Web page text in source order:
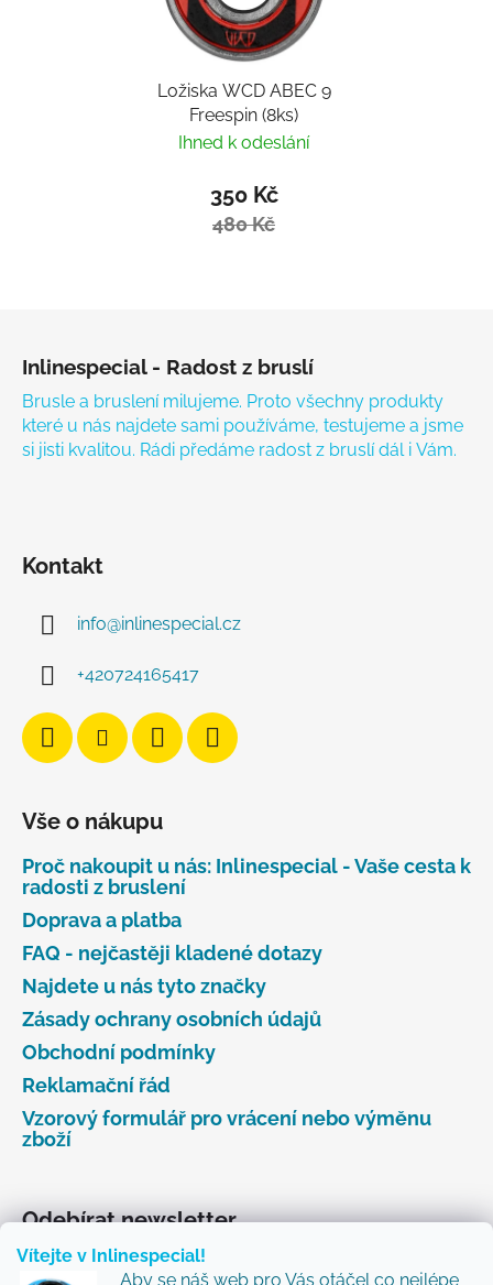
Vítejte v Inlinespecial!
Aby se náš web pro Vás otáčel co nejlépe
Ložiska WCD ABEC 9
Freespin (8ks)
Ihned k odeslání
350 Kč
480 Kč
Inlinespecial - Radost z bruslí
Brusle a bruslení milujeme. Proto všechny produkty
které u nás najdete sami používáme, testujeme a jsme
si jisti kvalitou. Rádi předáme radost z bruslí dál i Vám.
Kontakt
info@inlinespecial.cz
+420724165417
Vše o nákupu
Proč nakoupit u nás: Inlinespecial - Vaše cesta k
radosti z bruslení
Doprava a platba
FAQ - nejčastěji kladené dotazy
Najdete u nás tyto značky
Zásady ochrany osobních údajů
Obchodní podmínky
Reklamační řád
Vzorový formulář pro vrácení nebo výměnu
zboží
Odebírat newsletter
Vložte svůj e-mail a my vám budeme zasílat informace